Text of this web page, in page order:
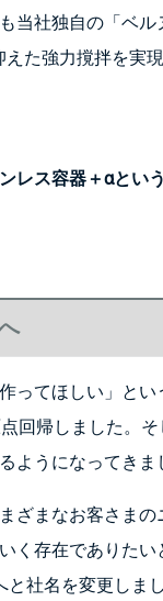
当社独自の「ベル
た強力撹拌を実
レス容器＋αとい
ってほしい」と
回帰しました。
ようになってきま
ざまなお客さま
く存在でありた
と社名を変更しま